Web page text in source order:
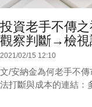
投資老手不傳
觀察判斷→檢
2021/02/15 12:10
文/安納金為何老手不
法打斷與成本的連結：